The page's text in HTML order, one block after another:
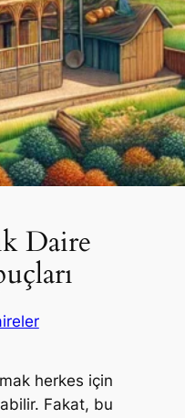
Daire
herkes için
Fakat, bu